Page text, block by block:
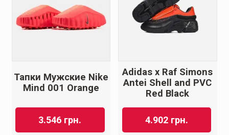
Тапки Мужские Nike
Mind 001 Orange
3.546 грн.
Adidas x Raf Simons
Antei Shell and PVC
Red Black
4.902 грн.